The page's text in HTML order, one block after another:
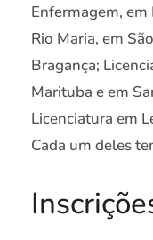
Enfermagem, em
Rio Maria, em
Bragança;
Marituba e em
Licenciatura em
Cada um deles